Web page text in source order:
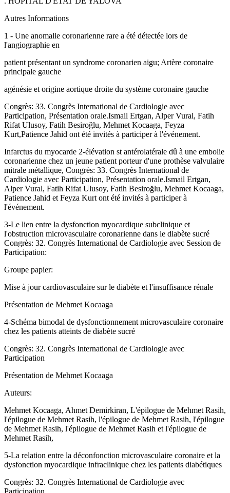
Autres Informations
1 - Une anomalie coronarienne rare a été détectée lors de
l'angiographie en
patient présentant un syndrome coronarien aigu; Artère coronaire
principale gauche
agénésie et origine aortique droite du système coronaire gauche
Congrès: 33. Congrès International de Cardiologie avec
Participation, Présentation orale.Ismail Ertgan, Alper Vural, Fatih
Rifat Ulusoy, Fatih Besiroğlu, Mehmet Kocaaga, Feyza
Kurt,Patience Jahid ont été invités à participer à l'événement.
Infarctus du myocarde 2-élévation st antérolatérale dû à une embolie
coronarienne chez un jeune patient porteur d'une prothèse valvulaire
mitrale métallique, Congrès: 33. Congrès International de
Cardiologie avec Participation, Présentation orale.Ismail Ertgan,
Alper Vural, Fatih Rifat Ulusoy, Fatih Besiroğlu, Mehmet Kocaaga,
Patience Jahid et Feyza Kurt ont été invités à participer à
l'événement.
3-Le lien entre la dysfonction myocardique subclinique et
l'obstruction microvasculaire coronarienne dans le diabète sucré
Congrès: 32. Congrès International de Cardiologie avec Session de
Participation:
Groupe papier:
Mise à jour cardiovasculaire sur le diabète et l'insuffisance rénale
Présentation de Mehmet Kocaaga
4-Schéma bimodal de dysfonctionnement microvasculaire coronaire
chez les patients atteints de diabète sucré
Congrès: 32. Congrès International de Cardiologie avec
Participation
Présentation de Mehmet Kocaaga
Auteurs:
Mehmet Kocaaga, Ahmet Demirkiran, L'épilogue de Mehmet Rasih,
l'épilogue de Mehmet Rasih, l'épilogue de Mehmet Rasih, l'épilogue
de Mehmet Rasih, l'épilogue de Mehmet Rasih et l'épilogue de
Mehmet Rasih,
5-La relation entre la déconfonction microvasculaire coronaire et la
dysfonction myocardique infraclinique chez les patients diabétiques
Congrès: 32. Congrès International de Cardiologie avec
Participation